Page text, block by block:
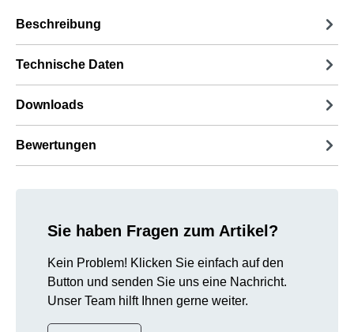
Beschreibung
Technische Daten
Downloads
Bewertungen
Sie haben Fragen zum Artikel?
Kein Problem! Klicken Sie einfach auf den
Button und senden Sie uns eine Nachricht.
Unser Team hilft Ihnen gerne weiter.